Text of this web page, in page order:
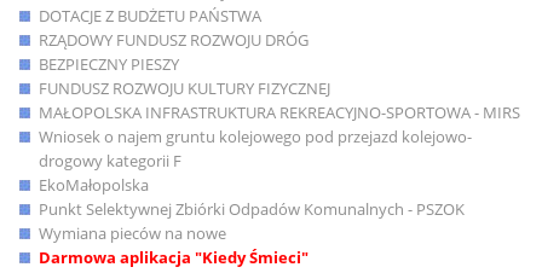
DOTACJE Z BUDŻETU PAŃSTWA
RZĄDOWY FUNDUSZ ROZWOJU DRÓG
BEZPIECZNY PIESZY
FUNDUSZ ROZWOJU KULTURY FIZYCZNEJ
MAŁOPOLSKA INFRASTRUKTURA REKREACYJNO-SPORTOWA - MIRS
Wniosek o najem gruntu kolejowego pod przejazd kolejowo-
drogowy kategorii F
EkoMałopolska
Punkt Selektywnej Zbiórki Odpadów Komunalnych - PSZOK
Wymiana pieców na nowe
Darmowa aplikacja "Kiedy Śmieci"